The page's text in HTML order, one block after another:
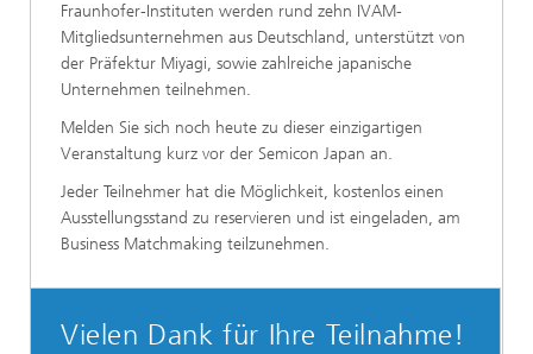
Fraunhofer-Instituten werden rund zehn IVAM-
Mitgliedsunternehmen aus Deutschland, unterstützt von
der Präfektur Miyagi, sowie zahlreiche japanische
Unternehmen teilnehmen.
Melden Sie sich noch heute zu dieser einzigartigen
Veranstaltung kurz vor der Semicon Japan an.
Jeder Teilnehmer hat die Möglichkeit, kostenlos einen
Ausstellungsstand zu reservieren und ist eingeladen, am
Business Matchmaking teilzunehmen.
Vielen Dank für Ihre Teilnahme!